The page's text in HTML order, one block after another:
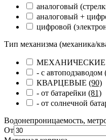
аналоговый
аналоговый +
цифровой
Тип механизма (механика/
МЕХАНИЧЕСКИЕ
- с автоподзаводом
КВАРЦЕВЫЕ (90)
- от батарейки (81)
- от солнечной
Водонепроницаемость,
От